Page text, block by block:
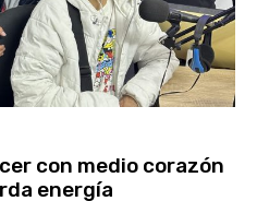
con medio corazón
energía